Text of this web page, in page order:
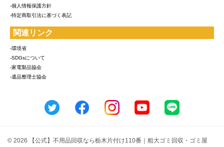
-個人情報保護方針
-特定商取引法に基づく表記
関連リンク
-環境省
-SDGsについて
-家電製品協会
-遺品整理士協会
© 2026 【公式】不用品回収なら栃木片付け110番｜粗大ゴミ回収・ゴミ屋